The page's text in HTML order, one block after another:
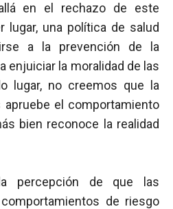
en el rechazo de este
lugar, una política de salud
a la prevención de la
enjuiciar la moralidad de las
lugar, no creemos que la
el comportamiento
bien reconoce la realidad
percepción de que las
de riesgo